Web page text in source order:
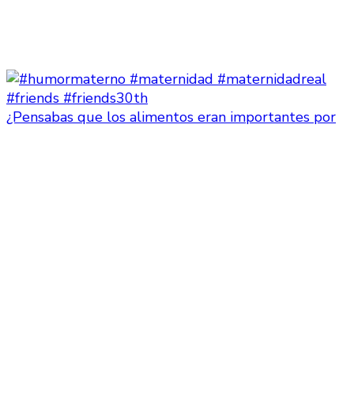
¿Pensabas que los alimentos eran importantes por